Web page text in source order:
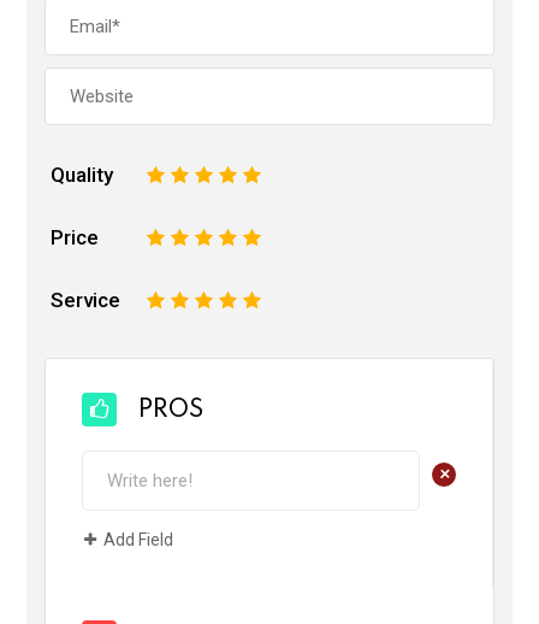
Quality 5
4
3
2
Price 5
4
3
2
Service 5
4
3
2
PROS
+
Add Field